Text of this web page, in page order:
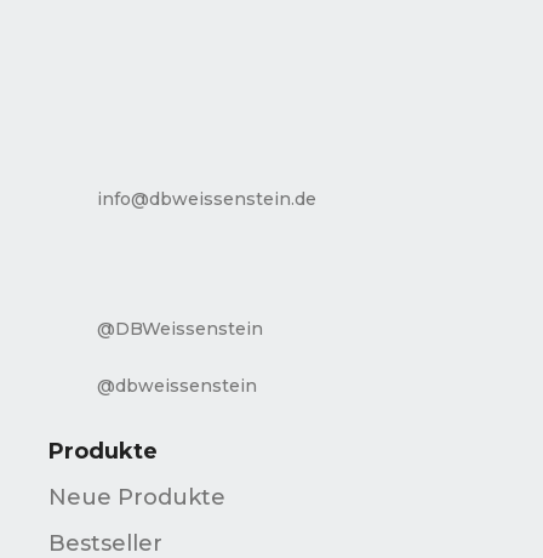
info@dbweissenstein.de
@DBWeissenstein
@dbweissenstein
Produkte
Neue Produkte
Bestseller